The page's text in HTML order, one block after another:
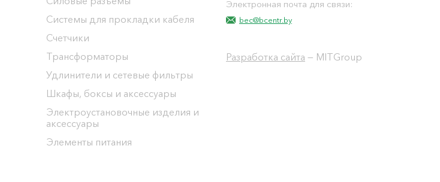
Системы для прокладки кабеля
Счетчики
Трансформаторы
Удлинители и сетевые фильтры
Шкафы, боксы и аксессуары
Электроустановочные изделия и
аксессуары
Элементы питания
Электронная почта для связи:
bec@bcentr.by
Разработка сайта — MITGroup